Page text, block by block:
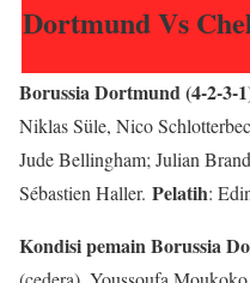
Dortmund Vs
Borussia Dortmund (4-2-3-
Niklas Süle, Nico
Jude Bellingham; Julian
Sébastien Haller. Pelatih:
Kondisi pemain Borussia